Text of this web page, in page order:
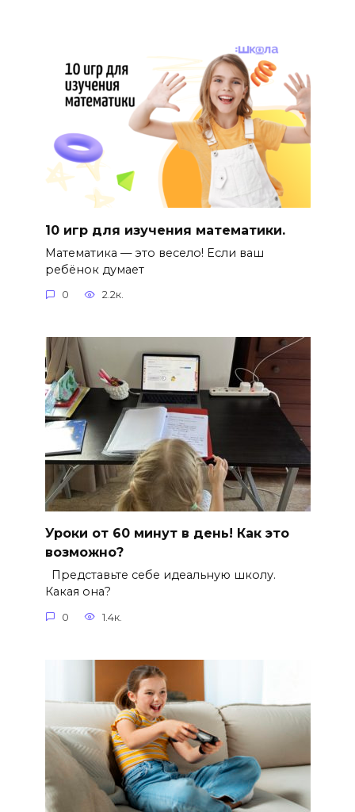
10 игр для изучения математики.
Математика — это весело! Если ваш
ребёнок думает
0 2.2к.
Уроки от 60 минут в день! Как это
возможно?
Представьте себе идеальную школу.
Какая она?
0 1.4к.